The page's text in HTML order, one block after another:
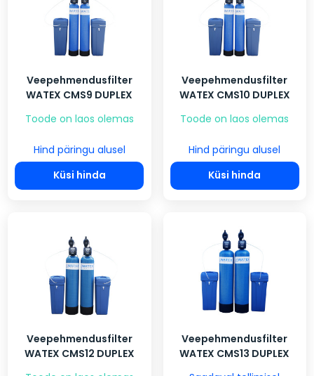
Veepehmendusfilter
WATEX CMS9 DUPLEX
Toode on laos olemas
Hind päringu alusel
Küsi hinda
Veepehmendusfilter
WATEX CMS10 DUPLEX
Toode on laos olemas
Hind päringu alusel
Küsi hinda
Veepehmendusfilter
WATEX CMS12 DUPLEX
Veepehmendusfilter
WATEX CMS13 DUPLEX